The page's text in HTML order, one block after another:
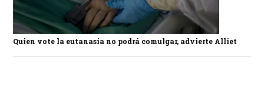
Quien vote la eutanasia no podrá comulgar, advierte Alliet